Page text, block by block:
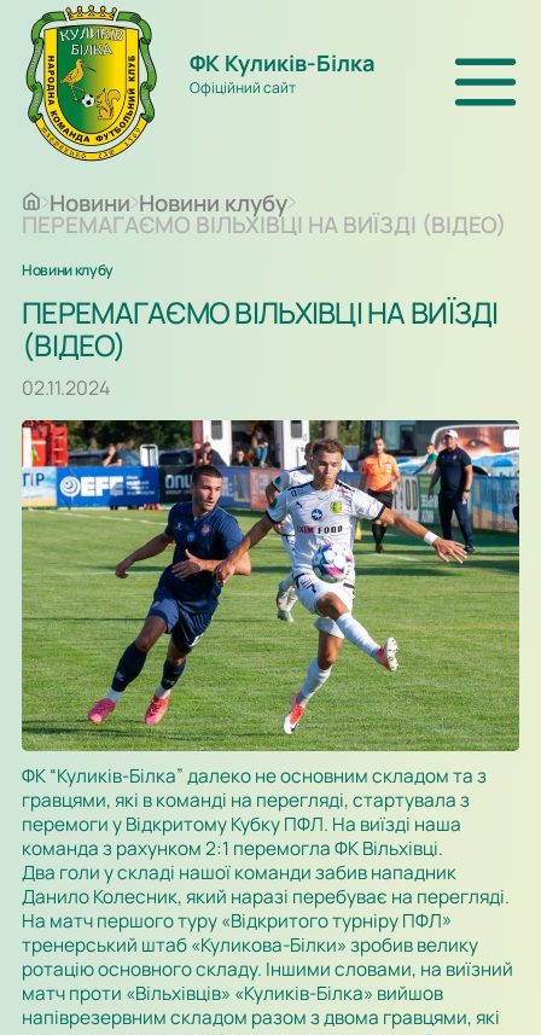
ФК Куликів-Білка
Офіційний сайт
Новини Новини клубу
ПЕРЕМАГАЄМО ВІЛЬХІВЦІ НА ВИЇЗДІ (ВІДЕО)
Новини клубу
ПЕРЕМАГАЄМО ВІЛЬХІВЦІ НА ВИЇЗДІ
(ВІДЕО)
02.11.2024
ФК “Куликів-Білка” далеко не основним складом та з
гравцями, які в команді на перегляді, стартувала з
перемоги у Відкритому Кубку ПФЛ. На виїзді наша
команда з рахунком 2:1 перемогла ФК Вільхівці.
Два голи у складі нашої команди забив нападник
Данило Колесник, який наразі перебуває на перегляді.
На матч першого туру «Відкритого турніру ПФЛ»
тренерський штаб «Куликова-Білки» зробив велику
ротацію основного складу. Іншими словами, на виїзний
матч проти «Вільхівців» «Куликів-Білка» вийшов
напіврезервним складом разом з двома гравцями, які